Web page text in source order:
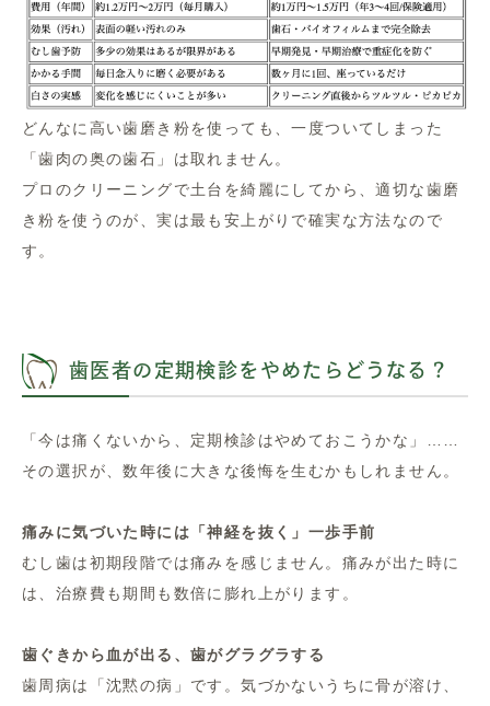
どんなに高い歯磨き粉を使っても、一度ついてしまった
「歯肉の奥の歯石」は取れません。
プロのクリーニングで土台を綺麗にしてから、適切な歯磨
き粉を使うのが、実は最も安上がりで確実な方法なので
す。
歯医者の定期検診をやめたらどうなる？
「今は痛くないから、定期検診はやめておこうかな」……
その選択が、数年後に大きな後悔を生むかもしれません。
痛みに気づいた時には「神経を抜く」一歩手前
むし歯は初期段階では痛みを感じません。痛みが出た時に
は、治療費も期間も数倍に膨れ上がります。
歯ぐきから血が出る、歯がグラグラする
歯周病は「沈黙の病」です。気づかないうちに骨が溶け、